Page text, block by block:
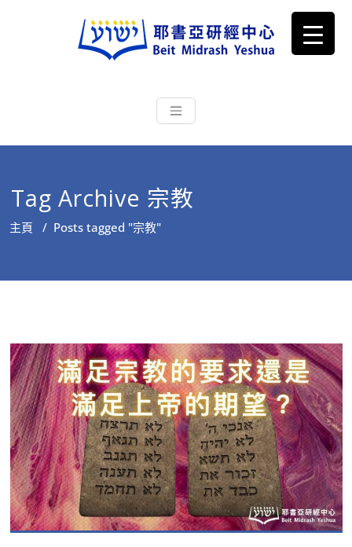
耶書亞研經中心
根源明白聖經，成為更好的門徒
Tag Archive 宗教
主頁 / Posts tagged "宗教"